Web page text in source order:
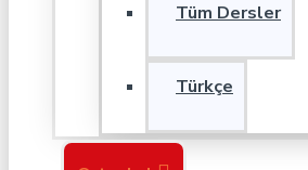
Tüm Dersler
Türkçe